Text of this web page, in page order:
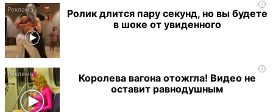
i
Ролик длится пару секунд, но вы будете
в шоке от увиденного
i
Королева вагона отожгла! Видео не
оставит равнодушным